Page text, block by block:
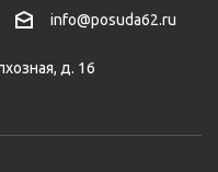
info@posuda62.ru
д. 16